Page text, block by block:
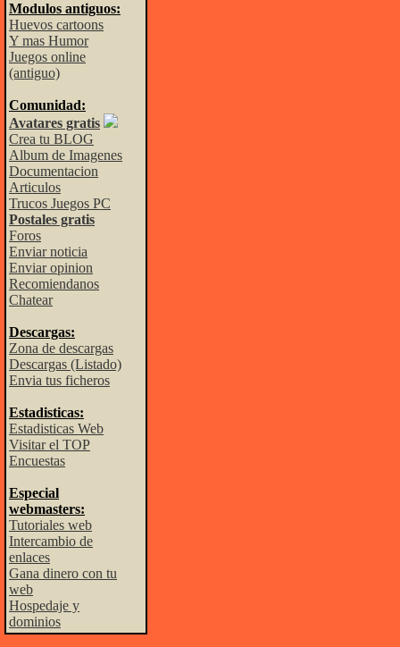
Modulos antiguos:
Huevos cartoons
Y mas Humor
Juegos online
(antiguo)
Comunidad:
Avatares gratis
Crea tu BLOG
Album de Imagenes
Documentacion
Articulos
Trucos Juegos PC
Postales gratis
Foros
Enviar noticia
Enviar opinion
Recomiendanos
Chatear
Descargas:
Zona de descargas
Descargas (Listado)
Envia tus ficheros
Estadisticas:
Estadisticas Web
Visitar el TOP
Encuestas
Especial
webmasters:
Tutoriales web
Intercambio de
enlaces
Gana dinero con tu
web
Hospedaje y
dominios